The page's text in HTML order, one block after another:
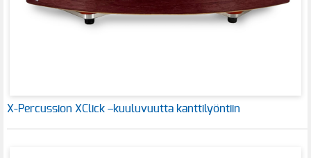
X-Percussion XClick –kuuluvuutta kanttilyöntiin